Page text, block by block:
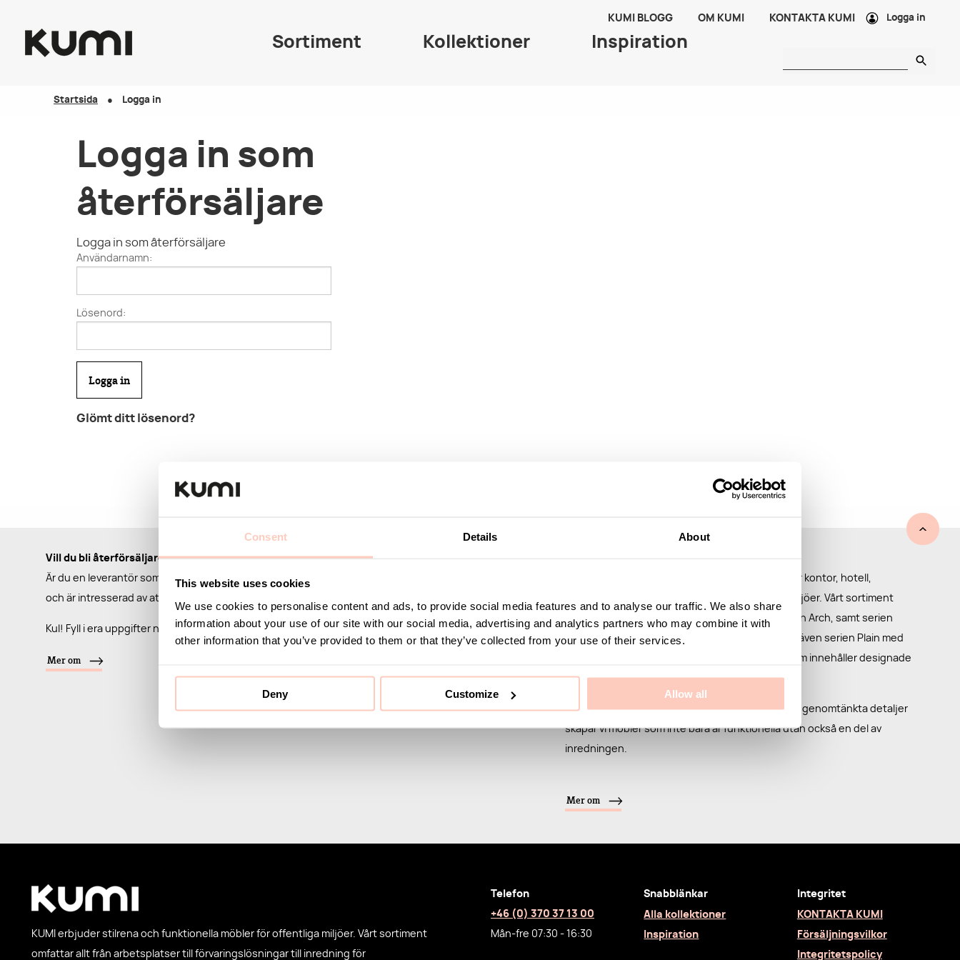
Consent Details About
This website uses cookies
We use cookies to personalise content and ads, to provide social media features and to analyse our traffic. We also share
information about your use of our site with our social media, advertising and analytics partners who may combine it with
other information that you’ve provided to them or that they’ve collected from your use of their services.
Deny Customize Allow all
Sortiment Kollektioner Inspiration
KUMI BLOGG OM KUMI KONTAKTA KUMI Logga in
Startsida Logga in
Logga in som
återförsäljare
Logga in som återförsäljare
Användarnamn:
Lösenord:
Glömt ditt lösenord?
Vill du bli återförsäljare?
Är du en leverantör som har ett passande sortiment för Kumis produkter
och är intresserad av att komma i kontakt med oss?
Kul! Fyll i era uppgifter nedan så kontaktar vi er så snart som möjligt.
Mer om
Kumi erbjuder stilrena och funktionella möbler för kontor, hotell,
restauranger, sporthallar och andra offentliga miljöer. Vårt sortiment
inkluderar avfallsbehållaren Tin, serveringsvagnen Arch, samt serien
Wire med tamburmajor, kroklist och krokar. Vi har även serien Plain med
stilrena sko- och hatthyllor samt serien Straw som innehåller designade
pallar.
Med fokus på smart design, hållbara material och genomtänkta detaljer
skapar vi möbler som inte bara är funktionella utan också en del av
inredningen.
Mer om
KUMI erbjuder stilrena och funktionella möbler för offentliga miljöer. Vårt sortiment
omfattar allt från arbetsplatser till förvaringslösningar till inredning för
Telefon
+46 (0) 370 37 13 00
Mån-fre 07:30 - 16:30
Snabblänkar
Alla kollektioner
Inspiration
Integritet
KONTAKTA KUMI
Försäljningsvilkor
Integritetspolicy